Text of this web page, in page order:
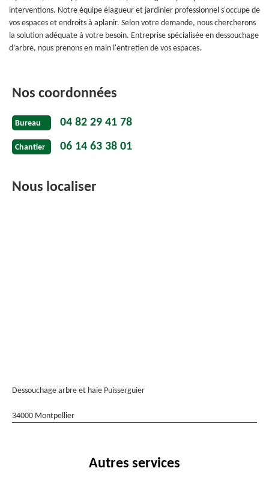
interventions. Notre équipe élagueur et jardinier professionnel s'occupe de
vos espaces et endroits à aplanir. Selon votre demande, nous chercherons
la solution adéquate à votre besoin. Entreprise spécialisée en dessouchage
d’arbre, nous prenons en main l'entretien de vos espaces.
Nos coordonnées
Bureau 04 82 29 41 78
Chantier 06 14 63 38 01
Nous localiser
Dessouchage arbre et haie Puisserguier
34000 Montpellier
Autres services